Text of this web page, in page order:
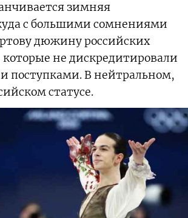
зимняя
с большими сомнениями
дюжину российских
не дискредитировали
поступками. В нейтральном,
статусе.